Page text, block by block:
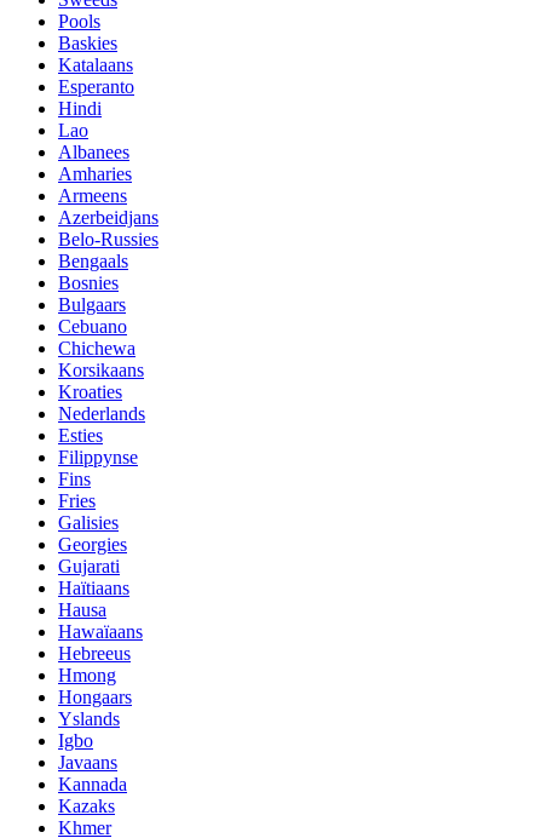
Pools
Baskies
Katalaans
Esperanto
Hindi
Lao
Albanees
Amharies
Armeens
Azerbeidjans
Belo-Russies
Bengaals
Bosnies
Bulgaars
Cebuano
Chichewa
Korsikaans
Kroaties
Nederlands
Esties
Filippynse
Fins
Fries
Galisies
Georgies
Gujarati
Haïtiaans
Hausa
Hawaïaans
Hebreeus
Hmong
Hongaars
Yslands
Igbo
Javaans
Kannada
Kazaks
Khmer